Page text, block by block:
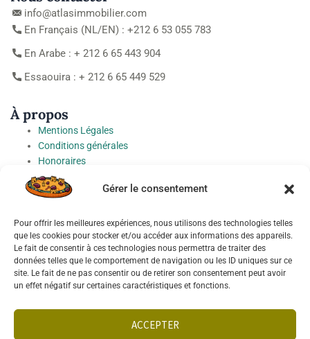
Gérer le consentement
Pour offrir les meilleures expériences, nous utilisons des technologies telles
que les cookies pour stocker et/ou accéder aux informations des appareils.
Le fait de consentir à ces technologies nous permettra de traiter des
données telles que le comportement de navigation ou les ID uniques sur ce
site. Le fait de ne pas consentir ou de retirer son consentement peut avoir
un effet négatif sur certaines caractéristiques et fonctions.
ACCEPTER
info@atlasimmobilier.com
En Français (NL/EN) : +212 6 53 055 783
En Arabe : + 212 6 65 443 904
Essaouira : + 212 6 65 449 529
À propos
Mentions Légales
Conditions générales
Honoraires
Charte de protection des Données à caractère personnel
Préférences cookies
Socials
Français